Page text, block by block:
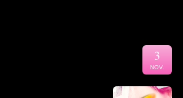
3
NOV.